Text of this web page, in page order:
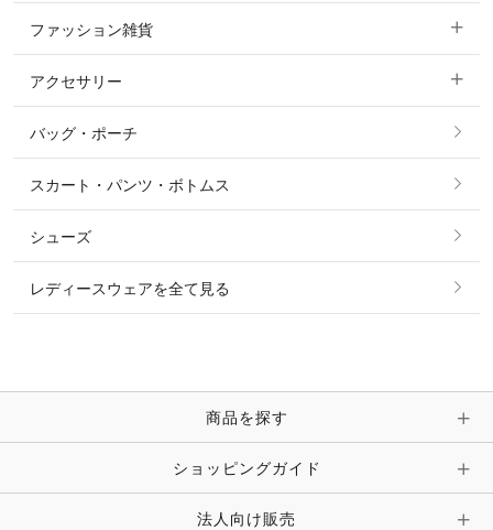
パーカー・トレーナー・スウェット
ニット・セーター
シャツ・ブラウス・ワンピース
その他 アウター
ショージャケット
ショーシャツ
ファッション雑貨
すべてのファッション雑貨
ソックス
ベルト
マフラー・スカーフ・ストール・スヌード
時計・財布・キーケース・革小物
キーホルダー・チャーム・ストラップ
アクセサリー
すべてのアクセサリー
リング
ピアス・イヤリング
ピン・ブローチ・コサージュ
その他 アクセサリー
バッグ・ポーチ
スカート・パンツ・ボトムス
シューズ
レディースウェアを全て見る
商品を探す
ショッピングガイド
法人向け販売